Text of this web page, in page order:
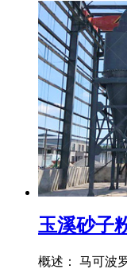
玉溪砂子
概述： 马可波